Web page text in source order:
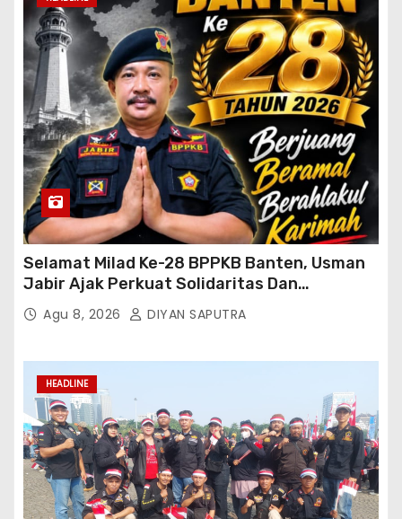
Selamat Milad Ke-28 BPPKB Banten, Usman
Jabir Ajak Perkuat Solidaritas Dan
Kebersamaan
Agu 8, 2026 DIYAN SAPUTRA
HEADLINE